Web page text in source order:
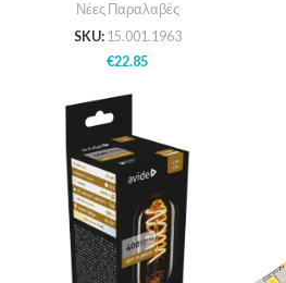
Νέες Παραλαβές
SKU: 15.001.1963
€22.85